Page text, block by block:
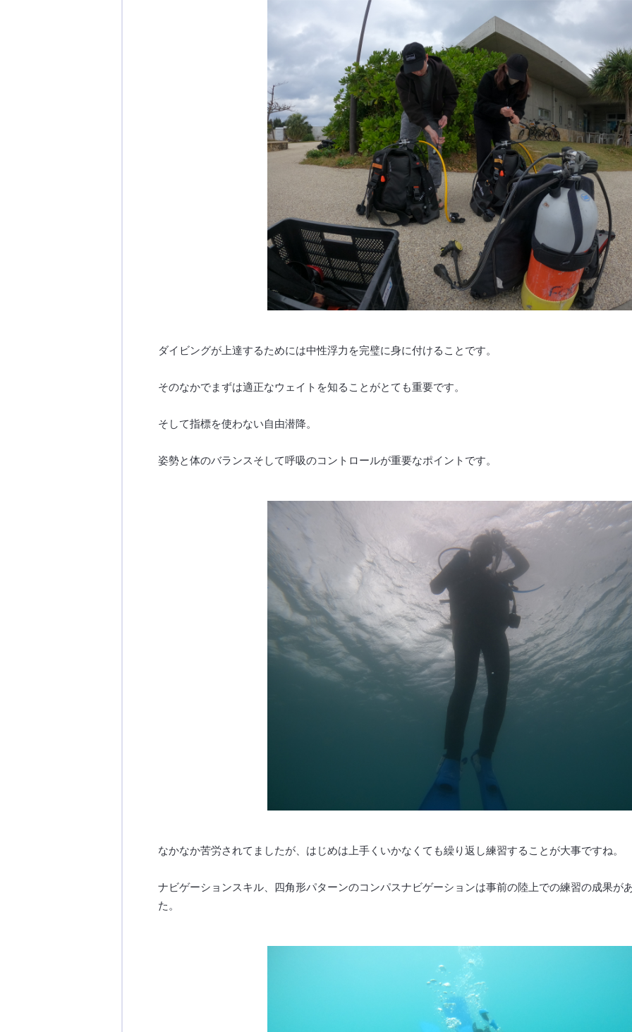
ダイビングが上達するためには中性浮力を完璧に身に付けることです。
そのなかでまずは適正なウェイトを知ることがとても重要です。
そして指標を使わない自由潜降。
姿勢と体のバランスそして呼吸のコントロールが重要なポイントです。
なかなか苦労されてましたが、はじめは上手くいかなくても繰り返し練習することが大事ですね。
ナビゲーションスキル、四角形パターンのコンパスナビゲーションは事前の陸上での練習の成果が
た。